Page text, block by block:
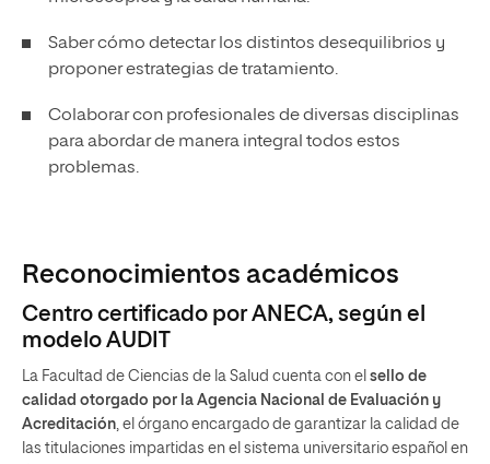
Saber cómo detectar los distintos desequilibrios y
proponer estrategias de tratamiento.
Colaborar con profesionales de diversas disciplinas
para abordar de manera integral todos estos
problemas.
Reconocimientos académicos
Centro certificado por ANECA, según el
modelo AUDIT
La Facultad de Ciencias de la Salud cuenta con el sello de
calidad otorgado por la Agencia Nacional de Evaluación y
Acreditación, el órgano encargado de garantizar la calidad de
las titulaciones impartidas en el sistema universitario español en